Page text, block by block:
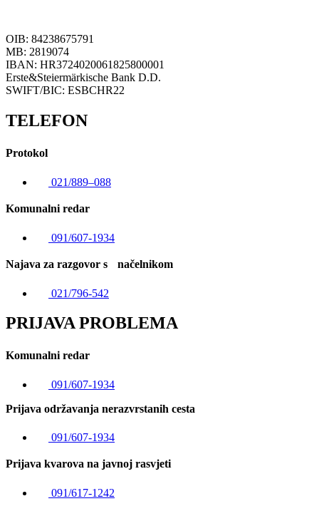
OIB: 84238675791
MB: 2819074
IBAN: HR3724020061825800001
Erste&Steiermärkische Bank D.D.
SWIFT/BIC: ESBCHR22
TELEFON
Protokol
021/889–088
Komunalni redar
091/607-1934
Najava za razgovor s načelnikom
021/796-542
PRIJAVA PROBLEMA
Komunalni redar
091/607-1934
Prijava održavanja nerazvrstanih cesta
091/607-1934
Prijava kvarova na javnoj rasvjeti
091/617-1242